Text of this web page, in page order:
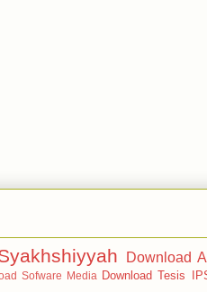
Download
Sofware Media Download Tesis